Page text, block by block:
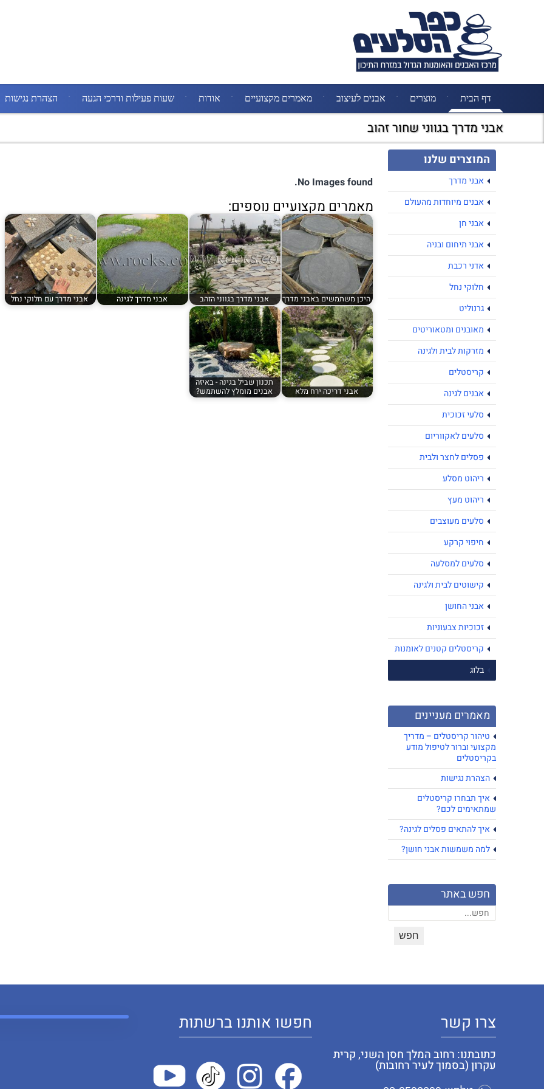
דף הבית מוצרים אבנים לעיצוב מאמרים מקצועיים אודות שעות פעילות ודרכי הגעה הצהרת נגישות
אבני מדרך בגווני שחור זהוב
המוצרים שלנו
אבני מדרך
אבנים מיוחדות מהעולם
אבני חן
אבני תיחום ובניה
אדני רכבת
חלוקי נחל
גרנוליט
מאובנים ומטאוריטים
מזרקות לבית ולגינה
קריסטלים
אבנים לגינה
סלעי זכוכית
סלעים לאקווריום
פסלים לחצר ולבית
ריהוט מסלע
ריהוט מעץ
סלעים מעוצבים
חיפוי קרקע
סלעים למסלעה
קישוטים לבית ולגינה
אבני החושן
זכוכיות צבעוניות
קריסטלים קטנים לאומנות
בלוג
מאמרים מעניינים
טיהור קריסטלים – מדריך
מקצועי וברור לטיפול מודע
בקריסטלים
הצהרת נגישות
איך תבחרו קריסטלים
שמתאימים לכם?
איך להתאים פסלים לגינה?
למה משמשות אבני חושן?
חפש באתר
No Images found.
מאמרים מקצועיים נוספים:
היכן משתמשים באבני מדרך אבני מדרך בגווני הזהב אבני מדרך לגינה אבני מדרך עם חלוקי נחל
אבני דריכה ירח מלא
תכנון שביל בגינה - באיזה
אבנים מומלץ להשתמש?
צרו קשר
כתובתנו: רחוב המלך חסן השני, קרית
עקרון (בסמוך לעיר רחובות)
חפשו אותנו ברשתות